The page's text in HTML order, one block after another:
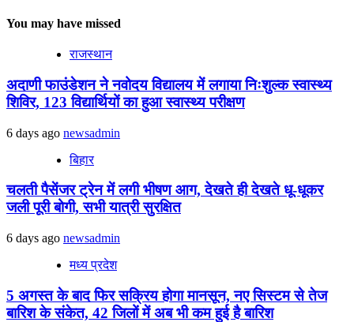
You may have missed
राजस्थान
अदाणी फाउंडेशन ने नवोदय विद्यालय में लगाया निःशुल्क स्वास्थ्य
शिविर, 123 विद्यार्थियों का हुआ स्वास्थ्य परीक्षण
6 days ago newsadmin
बिहार
चलती पैसेंजर ट्रेन में लगी भीषण आग, देखते ही देखते धू-धूकर
जली पूरी बोगी, सभी यात्री सुरक्षित
6 days ago newsadmin
मध्य प्रदेश
5 अगस्त के बाद फिर सक्रिय होगा मानसून, नए सिस्टम से तेज
बारिश के संकेत, 42 जिलों में अब भी कम हुई है बारिश